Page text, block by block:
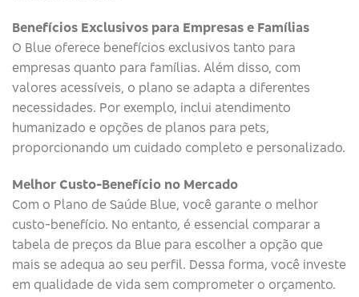
Benefícios Exclusivos para Empresas e Famílias
O Blue oferece benefícios exclusivos tanto para
empresas quanto para famílias. Além disso, com
valores acessíveis, o plano se adapta a diferentes
necessidades. Por exemplo, inclui atendimento
humanizado e opções de planos para pets,
proporcionando um cuidado completo e personalizado.
Melhor Custo-Benefício no Mercado
Com o Plano de Saúde Blue, você garante o melhor
custo-benefício. No entanto, é essencial comparar a
tabela de preços da Blue para escolher a opção que
mais se adequa ao seu perfil. Dessa forma, você investe
em qualidade de vida sem comprometer o orçamento.